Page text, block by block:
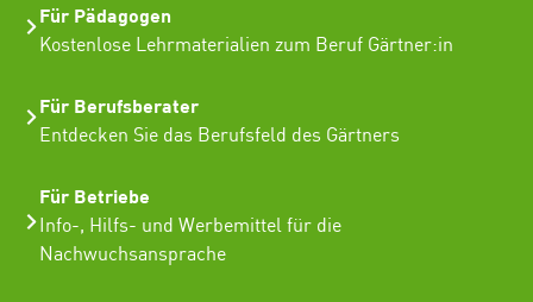
Für Pädagogen
Kostenlose Lehrmaterialien zum Beruf Gärtner:in
Für Berufsberater
Entdecken Sie das Berufsfeld des Gärtners
Für Betriebe
Info-, Hilfs- und Werbemittel für die
Nachwuchsansprache